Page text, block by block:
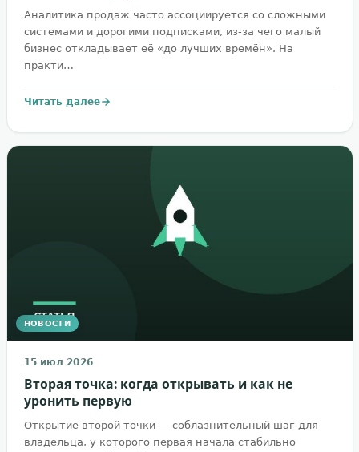
Аналитика продаж часто ассоциируется со сложными
системами и дорогими подписками, из-за чего малый
бизнес откладывает её «до лучших времён». На
практи…
Читать далее
НОВОСТИ
15 июл 2026
Вторая точка: когда открывать и как не
уронить первую
Открытие второй точки — соблазнительный шаг для
владельца, у которого первая начала стабильно